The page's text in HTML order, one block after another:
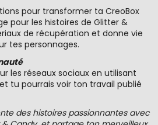
pour transformer ta CreoBox
pour les histoires de Glitter &
de récupération et donne vie
tes personnages.
les réseaux sociaux en utilisant
et tu pourrais voir ton travail publié
des histoires passionnantes avec